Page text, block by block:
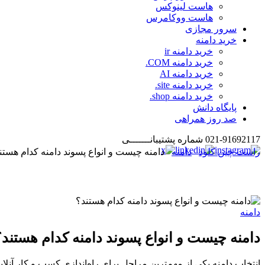
هاست لینوکس
هاست ووکامرس
سرور مجازی
خرید دامنه
خرید دامنه ir
خرید دامنه COM.
خرید دامنه AI
خرید دامنه site.
خرید دامنه shop.
پایگاه دانش
صد روز همراهی
021-91692117 شماره پشتیبانـــــــی
راست چین کلود
دامنه دامنه چیست و انواع پسوند دامنه کدام
دامنه
دامنه چیست و انواع پسوند دامنه کدام